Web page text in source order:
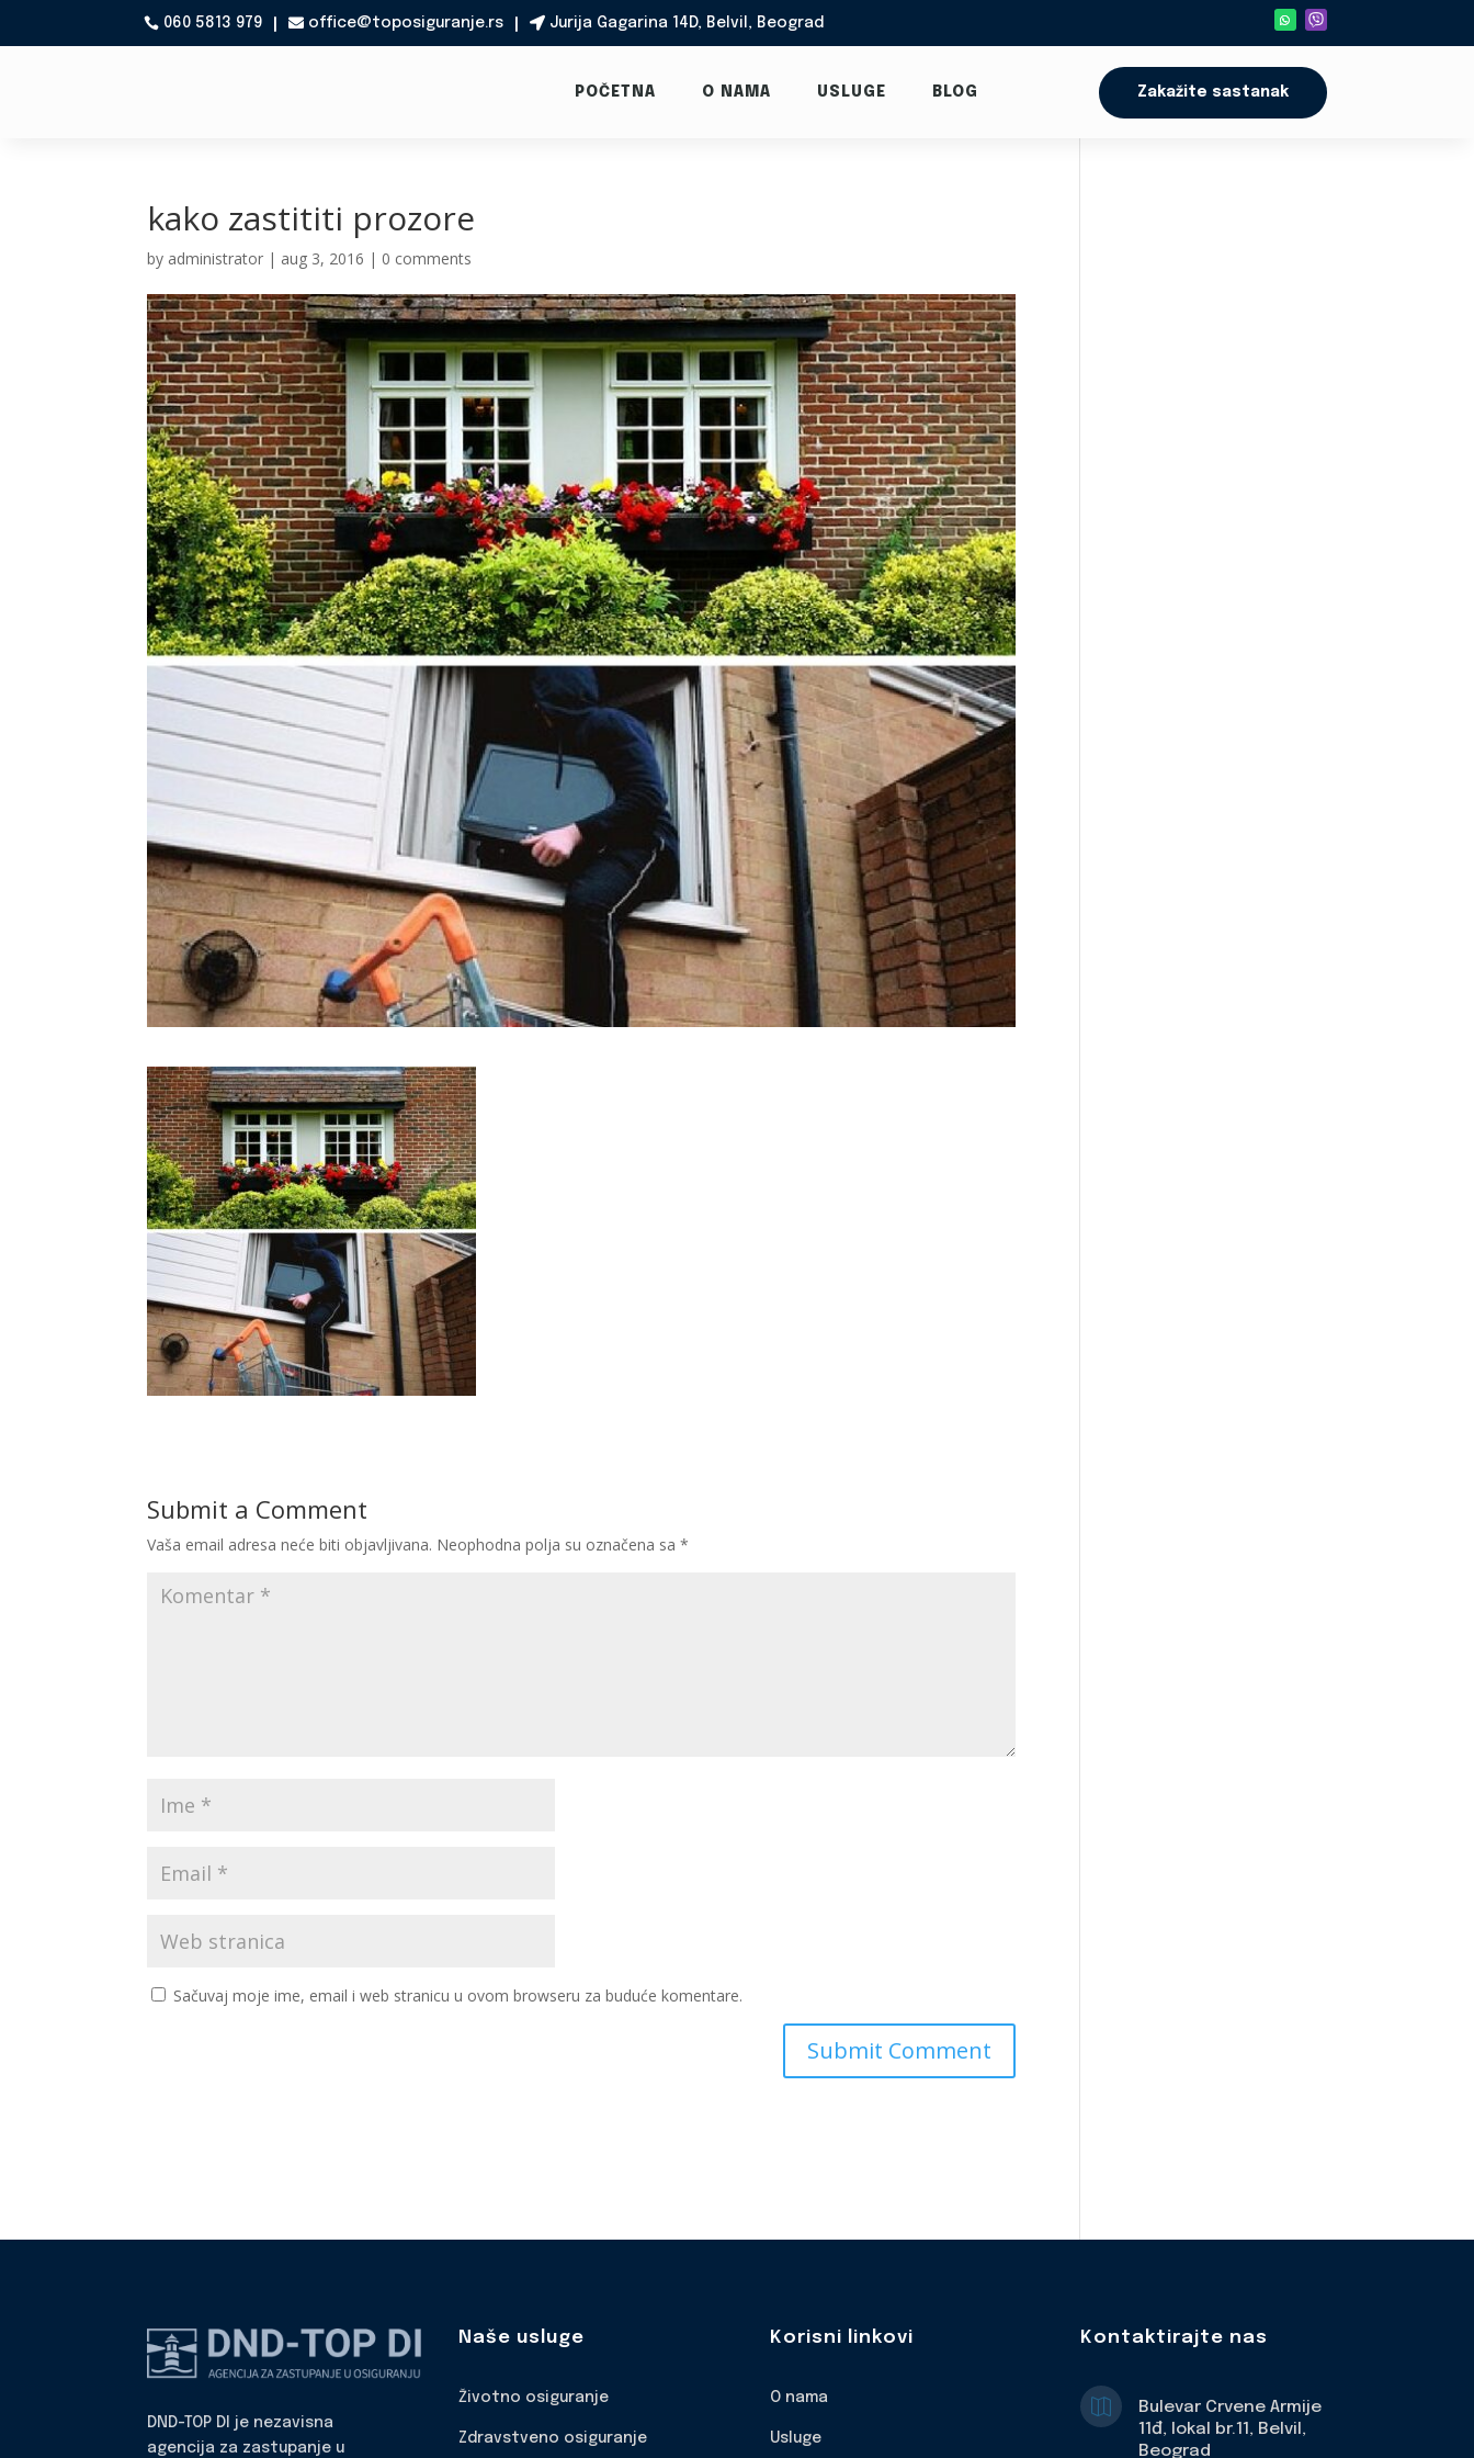
060 5813 979  office@toposiguranje.rs Jurija Gagarina 14D, Belvil, Beograd
POČETNA O NAMA USLUGE BLOG Zakažite sastanak
kako zastititi prozore
by administrator | aug 3, 2016 | 0 comments
Submit a Comment
Vaša email adresa neće biti objavljivana. Neophodna polja su označena sa*
Sačuvaj moje ime, email i web stranicu u ovom browseru za buduće komentare.
DND-TOP DI je nezavisna
agencija za zastupanje u
Naše usluge
Životno osiguranje
Zdravstveno osiguranje
Korisni linkovi
O nama
Usluge
Kontaktirajte nas

Bulevar Crvene Armije
11đ, lokal br.11, Belvil,
Beograd